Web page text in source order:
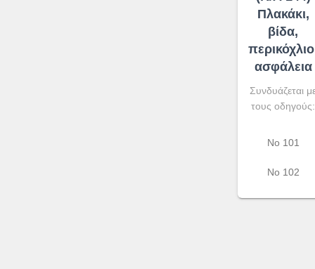
Πλακάκι,
βίδα,
ασφάλεια
Συνδυάζεται
τους οδηγούς:
Νο 101
Νο 102